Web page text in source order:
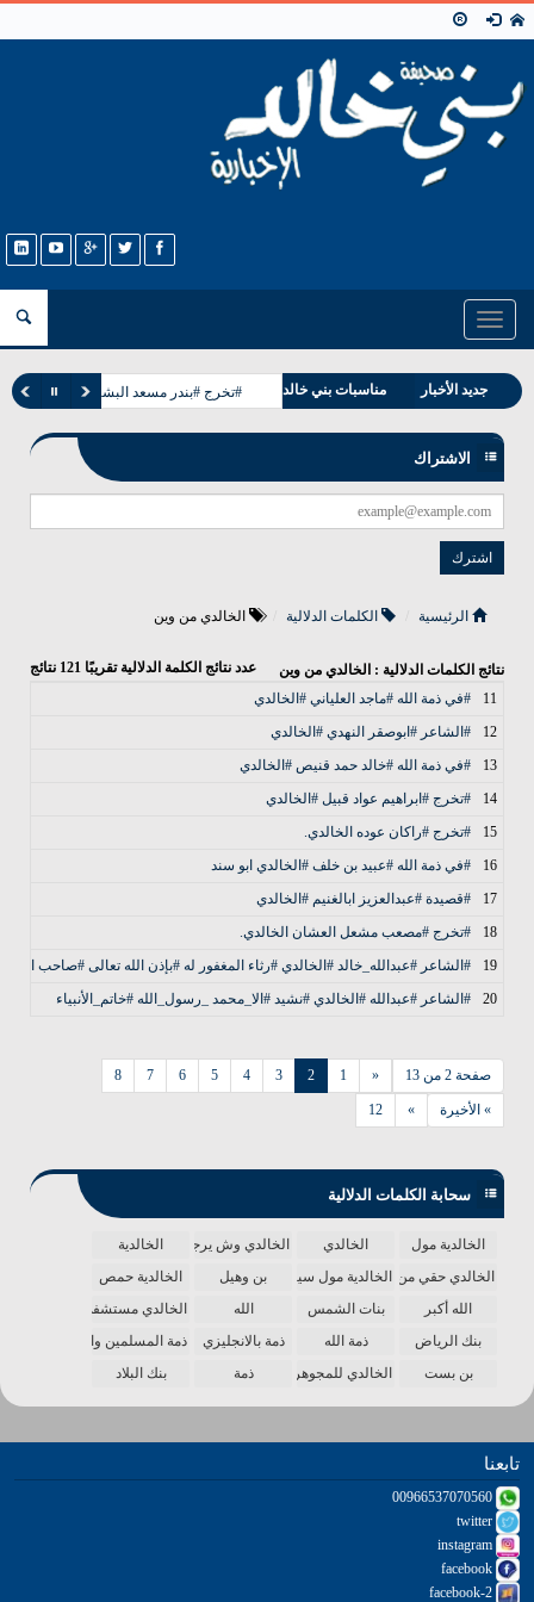
Toggle
navigation
جديد الأخبار مناسبات بني خالد #تخرج #بندر مسعد البشيت #الخالدي
الاشتراك
الرئيسية الكلمات الدلالية الخالدي من وين
نتائج الكلمات الدلالية : الخالدي من وين عدد نتائج الكلمة الدلالية تقريبًا 121 نتائج
11
#في ذمة الله #ماجد العلياني #الخالدي
12
#الشاعر #ابوصقر النهدي #الخالدي
13
#في ذمة الله #خالد حمد قنيص #الخالدي
14
#تخرج #ابراهيم عواد قبيل #الخالدي
15
#تخرج #راكان عوده الخالدي.
16
#في ذمة الله #عبيد بن خلف #الخالدي ابو سند
17
#‏قصيدة #عبدالعزيز ابالغنيم #الخالدي
18
#تخرج #مصعب مشعل العشان الخالدي.
19
#الشاعر #عبدالله_خالد #الخالدي #رثاء المغفور له #بإذن الله تعالى #صاحب
20
#الشاعر #عبدالله #الخالدي #نشيد #الا_محمد _رسول_الله #خاتم_الأنبياء
صفحة 2 من 13 «
1
2
3
4
5
6
7
8
12 » » الأخيرة
سحابة الكلمات الدلالية
الخالدية مول الخالدي الخالدي وش يرجع
الخالدية
الخالدي حقي من الدنياالخالدية مول سينما بن وهيل
الخالدية حمص
الله أكبر
بنات الشمس الله
الخالدي مستشفى
بنك الرياض
ذمة الله ذمة بالانجليزي
ذمة المسلمين واحدة
بن بست
الخالدي للمجوهرات ذمة بنك البلاد
تابعنا